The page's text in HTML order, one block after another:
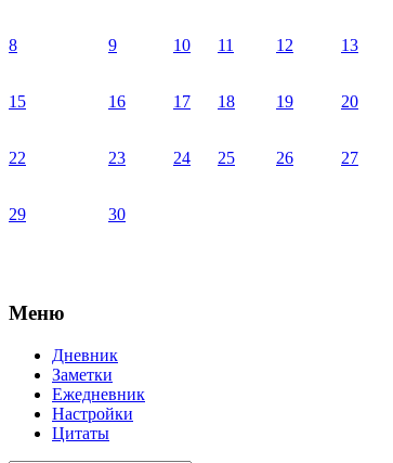
8 9 10 11 12 13
15 16 17 18 19 20
22 23 24 25 26 27
29 30
Меню
Дневник
Заметки
Ежедневник
Настройки
Цитаты